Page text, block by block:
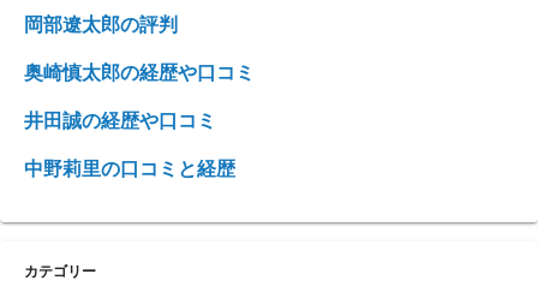
岡部遼太郎の評判
奥崎慎太郎の経歴や口コミ
井田誠の経歴や口コミ
中野莉里の口コミと経歴
カテゴリー